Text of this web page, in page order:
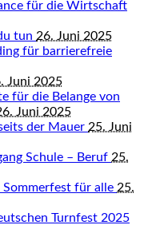
für die Wirtschaft
tun 26. Juni 2025
für barrierefreie
Juni 2025
für die Belange von
Juni 2025
der Mauer 25. Juni
Schule – Beruf 25.
Sommerfest für alle 25.
Turnfest 2025